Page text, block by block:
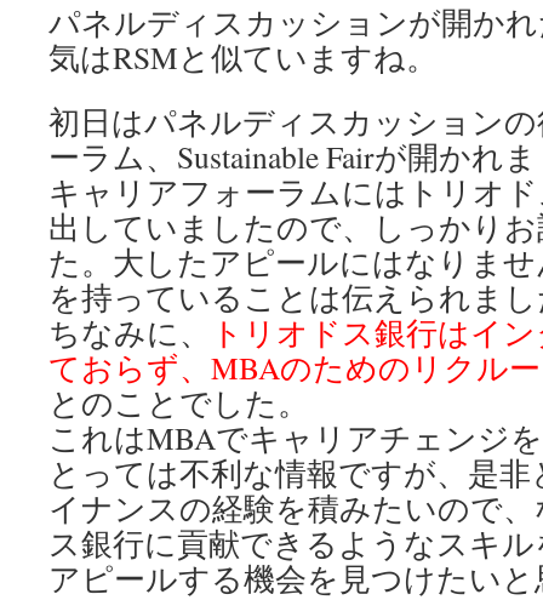
パネルディスカッションが開か
気はRSMと似ていますね。
初日はパネルディスカッション
ーラム、Sustainable Fairが開かれ
キャリアフォーラムにはトリオ
出していましたので、しっかり
た。大したアピールにはなりま
を持っていることは伝えられま
ちなみに、
トリオドス銀行はイ
ておらず、MBAのためのリクル
とのことでした。
これはMBAでキャリアチェンジ
とっては不利な情報ですが、是
イナンスの経験を積みたいので
ス銀行に貢献できるようなスキ
アピールする機会を見つけたい